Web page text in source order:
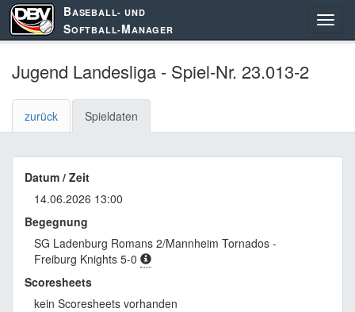
BASEBALL- UND
SOFTBALL-MANAGER
Jugend Landesliga - Spiel-Nr. 23.013-2
zurück Spieldaten
Datum / Zeit
14.06.2026 13:00
Begegnung
SG Ladenburg Romans 2/Mannheim Tornados -
Freiburg Knights 5-0
Scoresheets
kein Scoresheets vorhanden